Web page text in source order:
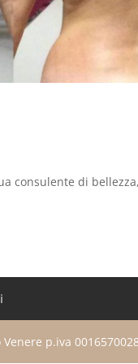
consulente di
p.iva